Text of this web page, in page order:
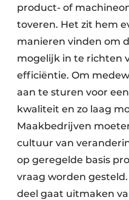
product- of
toveren. Het zit hem
manieren vinden om
mogelijk in te richten
efficiëntie. Om
aan te sturen voor
kwaliteit en zo laag
Maakbedrijven
cultuur van
op geregelde basis
vraag worden
deel gaat uitmaken